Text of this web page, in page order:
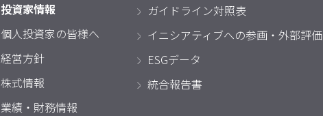
投資家情報
個人投資家の皆様へ
経営方針
株式情報
業績・財務情報
ガイドライン対照表
イニシアティブへの参画・外部評価
ESGデータ
統合報告書